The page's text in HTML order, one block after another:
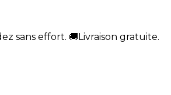
sans effort. 🚚Livraison gratuite.